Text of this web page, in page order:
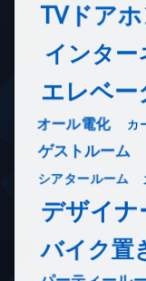
TVドア
インター
エレベー
オール電化 カ
ゲストルーム
シアタールーム
デザイナ
バイク置